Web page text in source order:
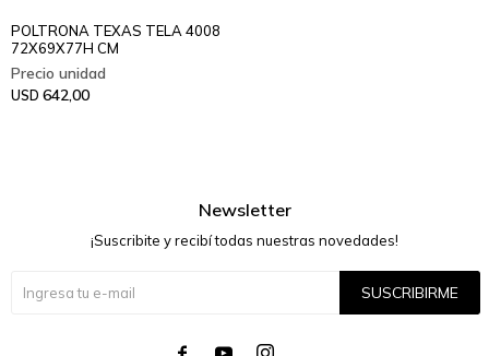
POLTRONA TEXAS TELA 4008
72X69X77H CM
USD 642,00
Newsletter
¡Suscribite y recibí todas nuestras novedades!
SUSCRIBIRME
  